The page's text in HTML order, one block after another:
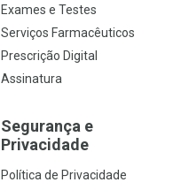
Exames e Testes
Serviços Farmacêuticos
Prescrição Digital
Assinatura
Segurança e
Privacidade
Política de Privacidade